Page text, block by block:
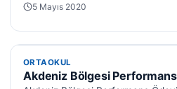
5 Mayıs 2020
ORTAOKUL
ORTAOKUL
Akdeniz Bölgesi